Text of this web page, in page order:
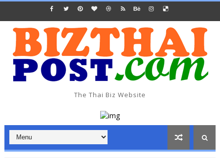
The Thai Biz Website